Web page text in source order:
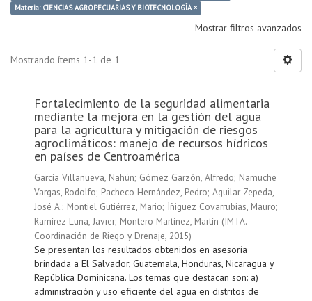
Materia: CIENCIAS AGROPECUARIAS Y BIOTECNOLOGÍA ×
Mostrar filtros avanzados
Mostrando ítems 1-1 de 1
Fortalecimiento de la seguridad alimentaria
mediante la mejora en la gestión del agua
para la agricultura y mitigación de riesgos
agroclimáticos: manejo de recursos hídricos
en países de Centroamérica
García Villanueva, Nahún; Gómez Garzón, Alfredo; Namuche
Vargas, Rodolfo; Pacheco Hernández, Pedro; Aguilar Zepeda,
José A.; Montiel Gutiérrez, Mario; Íñiguez Covarrubias, Mauro;
Ramírez Luna, Javier; Montero Martínez, Martín (IMTA.
Coordinación de Riego y Drenaje, 2015)
Se presentan los resultados obtenidos en asesoría
brindada a El Salvador, Guatemala, Honduras, Nicaragua y
República Dominicana. Los temas que destacan son: a)
administración y uso eficiente del agua en distritos de